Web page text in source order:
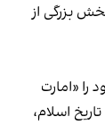
بزرگی از
۱۹۹۴، نظام خود را «امارت
اسلام،